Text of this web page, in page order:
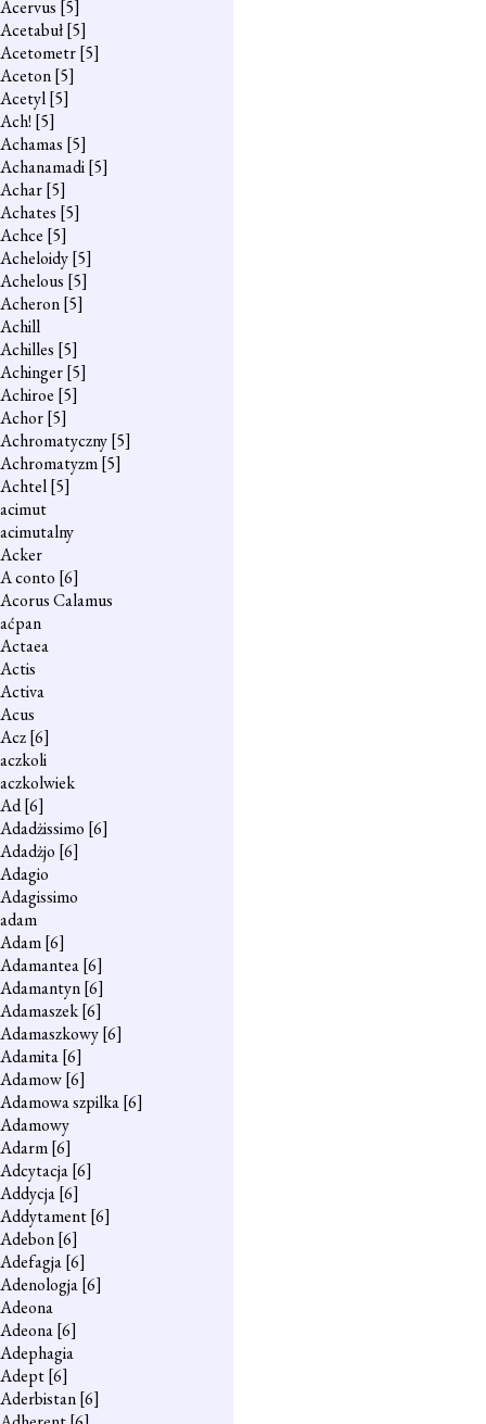
Acervus [5]
Acetabuł[5]
Acetometr[5]
Aceton[5]
Acetyl[5]
Ach! [5]
Achamas [5]
Achanamadi[5]
Achar[5]
Achates [5]
Achce [5]
Acheloidy[5]
Achelous [5]
Acheron[5]
Achill
Achilles [5]
Achinger[5]
Achiroe [5]
Achor[5]
Achromatyczny[5]
Achromatyzm[5]
Achtel[5]
acimut
acimutalny
Acker
A conto [6]
Acorus Calamus
aćpan
Actaea
Actis
Activa
Acus
Acz[6]
aczkoli
aczkolwiek
Ad[6]
Adadżissimo [6]
Adadżjo [6]
Adagio
Adagissimo
adam
Adam[6]
Adamantea[6]
Adamantyn[6]
Adamaszek[6]
Adamaszkowy[6]
Adamita[6]
Adamow[6]
Adamowa szpilka[6]
Adamowy
Adarm[6]
Adcytacja[6]
Addycja[6]
Addytament[6]
Adebon[6]
Adefagja[6]
Adenologja[6]
Adeona
Adeona[6]
Adephagia
Adept[6]
Aderbistan[6]